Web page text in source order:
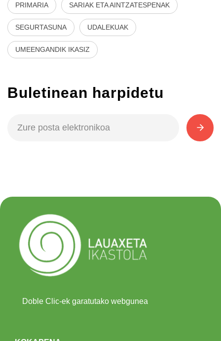
PRIMARIA SARIAK ETA AINTZATESPENAK
SEGURTASUNA UDALEKUAK
UMEENGANDIK IKASIZ
Buletinean harpidetu
Doble Clic-ek garatutako webgunea